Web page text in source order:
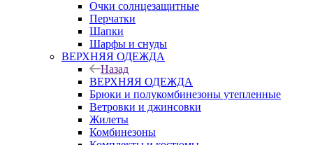
Очки солнцезащитные
Перчатки
Шапки
Шарфы и снуды
ВЕРХНЯЯ ОДЕЖДА
Назад
ВЕРХНЯЯ ОДЕЖДА
Брюки и полукомбинезоны утепленные
Ветровки и джинсовки
Жилеты
Комбинезоны